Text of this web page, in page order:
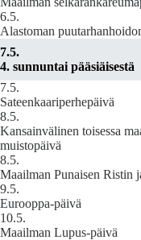
6.5.
Alastoman
7.5.
4. sunnuntai pääsiäisestä
7.5.
Sateenkaariperhepäivä
8.5.
Kansainvälinen toisessa
muistopäivä
8.5.
Maailman Punaisen Ristin
9.5.
Eurooppa-päivä
10.5.
Maailman Lupus-päivä